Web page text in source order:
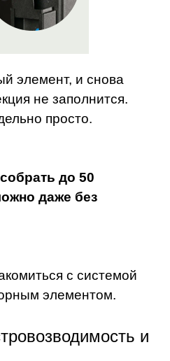
элемент, и снова
не заполнится.
просто.
до 50
даже без
с системой
элементом.
и